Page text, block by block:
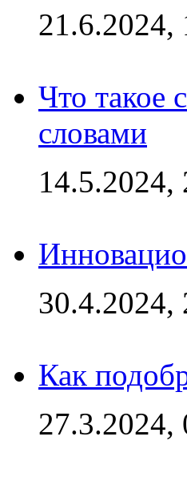
21.6.2024,
Что такое
словами
14.5.2024,
30.4.2024,
Как
27.3.2024,